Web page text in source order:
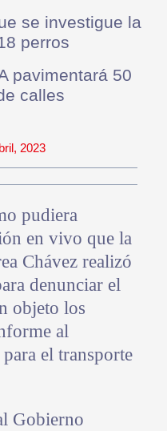
se investigue la
perros
pavimentará 50
calles
2023
pudiera
en vivo que la
Chávez realizó
denunciar el
objeto los
al
el transporte
Gobierno